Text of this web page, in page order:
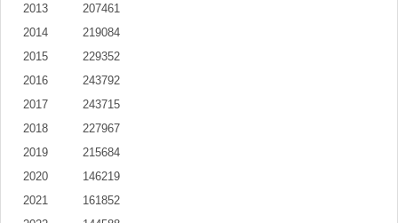
2013
207461
2014
219084
2015
229352
2016
243792
2017
243715
2018
227967
2019
215684
2020
146219
2021
161852